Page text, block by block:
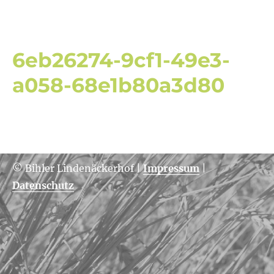
6eb26274-9cf1-49e3-
a058-68e1b80a3d80
© Bihler Lindenäckerhof|Impressum|
Datenschutz